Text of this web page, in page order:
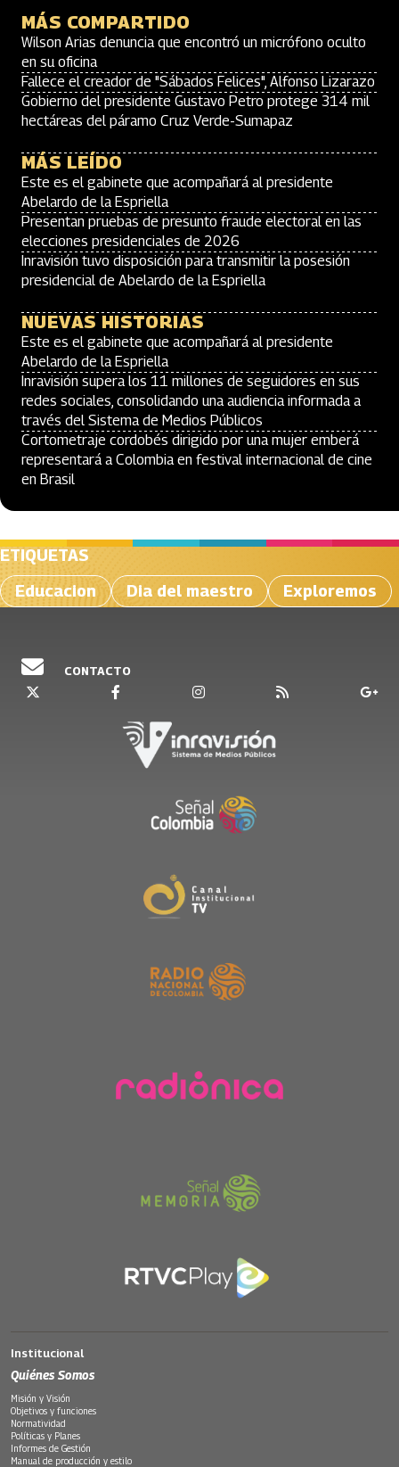
MÁS COMPARTIDO
Wilson Arias denuncia que encontró un micrófono oculto
en su oficina
Fallece el creador de "Sábados Felices", Alfonso Lizarazo
Gobierno del presidente Gustavo Petro protege 314 mil
hectáreas del páramo Cruz Verde-Sumapaz
MÁS LEÍDO
Este es el gabinete que acompañará al presidente
Abelardo de la Espriella
Presentan pruebas de presunto fraude electoral en las
elecciones presidenciales de 2026
Inravisión tuvo disposición para transmitir la posesión
presidencial de Abelardo de la Espriella
NUEVAS HISTORIAS
Este es el gabinete que acompañará al presidente
Abelardo de la Espriella
Inravisión supera los 11 millones de seguidores en sus
redes sociales, consolidando una audiencia informada a
través del Sistema de Medios Públicos
Cortometraje cordobés dirigido por una mujer emberá
representará a Colombia en festival internacional de cine
en Brasil
ETIQUETAS
Educacion
Dia del maestro Exploremos
CONTACTO
Institucional
Quiénes Somos
Misión y Visión
Objetivos y funciones
Normatividad
Políticas y Planes
Informes de Gestión
Manual de producción y estilo